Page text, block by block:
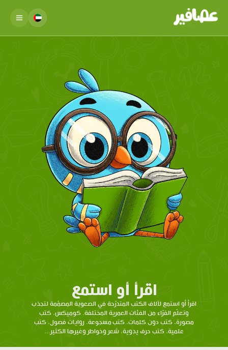
اقرأ أو استمع
اقرأ أو استمع لآلاف الكتب المتدرّحة في الصعوبة المصمّمة لتجذب
وتعلّم القرّاء من الفئات العمرية المختلفة. كوميكس، كتب
مصورة، كتب دون كلمات، كتب مسجوعة، روايات فصول، كتب
علمية، كتب حرف يدوية، شعر وخواطر وغيرها الكثير...